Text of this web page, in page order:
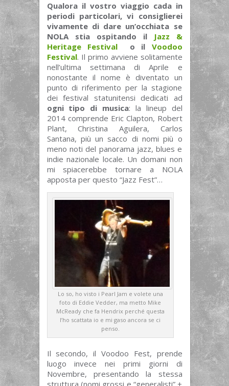
Qualora il vostro viaggio cada in
periodi particolari, vi consiglierei
vivamente di dare un’occhiata se
NOLA stia ospitando il
Jazz &
Heritage Festival
o il Voodoo
Festival. Il primo avviene solitamente
nell’ultima settimana di Aprile e
nonostante il nome è diventato un
punto di riferimento per la stagione
dei festival statunitensi dedicati ad
ogni tipo di musica: la lineup del
2014 comprende Eric Clapton, Robert
Plant, Christina Aguilera, Carlos
Santana, più un sacco di nomi più o
meno noti del panorama jazz, blues e
indie nazionale locale. Un domani non
mi spiacerebbe tornare a NOLA
apposta per questo “Jazz Fest”…
Lo so, ho visto i Pearl Jam e volete una
foto di Eddie Vedder, ma metto Mike
McReady che fa Hendrix perché questa
l’ho scattata io e mi gaso ancora se ci
penso.
Il secondo, il Voodoo Fest, prende
luogo invece nei primi giorni di
Novembre, presentando la stessa
struttura (nomi grossi e “generalisti” +